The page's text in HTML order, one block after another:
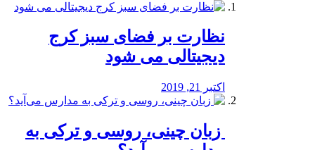
نظارت بر فضای سبز کرج
دیجیتالی می شود
اکتبر 21, 2019
️ زبان چینی، روسی و ترکی به